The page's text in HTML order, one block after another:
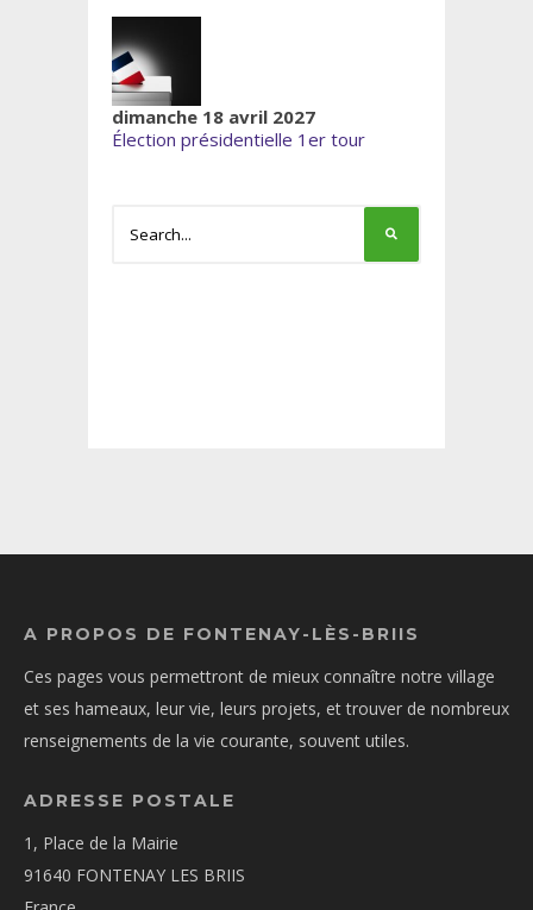
dimanche 18 avril 2027
Élection présidentielle 1er tour
A PROPOS DE FONTENAY-LÈS-BRIIS
Ces pages vous permettront de mieux connaître notre village
et ses hameaux, leur vie, leurs projets, et trouver de nombreux
renseignements de la vie courante, souvent utiles.
ADRESSE POSTALE
1, Place de la Mairie
91640 FONTENAY LES BRIIS